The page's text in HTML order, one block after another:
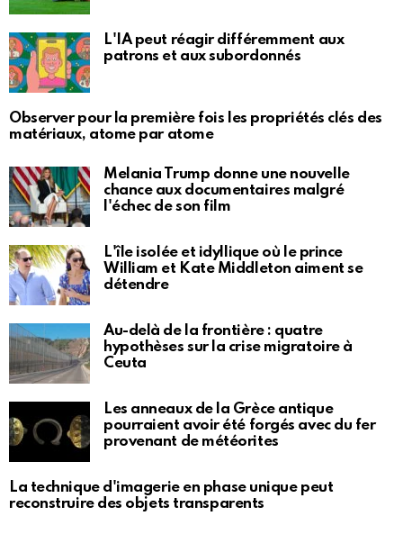
L'IA peut réagir différemment aux
patrons et aux subordonnés
Observer pour la première fois les propriétés clés des
matériaux, atome par atome
Melania Trump donne une nouvelle
chance aux documentaires malgré
l'échec de son film
L'île isolée et idyllique où le prince
William et Kate Middleton aiment se
détendre
Au-delà de la frontière : quatre
hypothèses sur la crise migratoire à
Ceuta
Les anneaux de la Grèce antique
pourraient avoir été forgés avec du fer
provenant de météorites
La technique d'imagerie en phase unique peut
reconstruire des objets transparents